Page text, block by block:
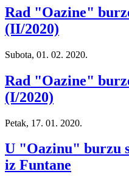
Rad "Oazine"
(II/2020)
Subota, 01. 02. 2020.
Rad "Oazine"
(I/2020)
Petak, 17. 01. 2020.
U "Oazinu" burzu
iz Funtane